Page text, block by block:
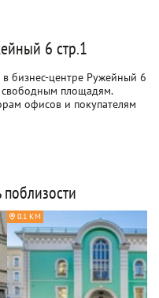
6 стр.1
бизнес-центре Ружейный 6
свободным площадям.
офисов и покупателям
0.1 КМ